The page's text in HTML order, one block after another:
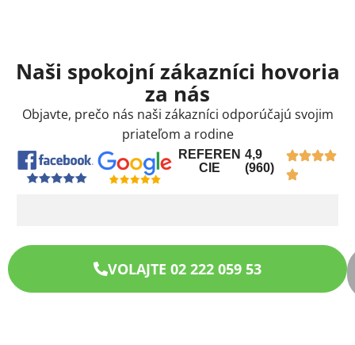
Naši spokojní zákazníci hovoria
za nás
Objavte, prečo nás naši zákazníci odporúčajú svojim
priateľom a rodine
REFEREN
CIE
4,9
(960)
VOLAJTE 02 222 059 53